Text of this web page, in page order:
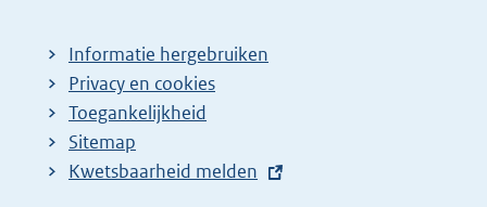
Informatie hergebruiken
Privacy en cookies
Toegankelijkheid
Sitemap
E
Kwetsbaarheid melden